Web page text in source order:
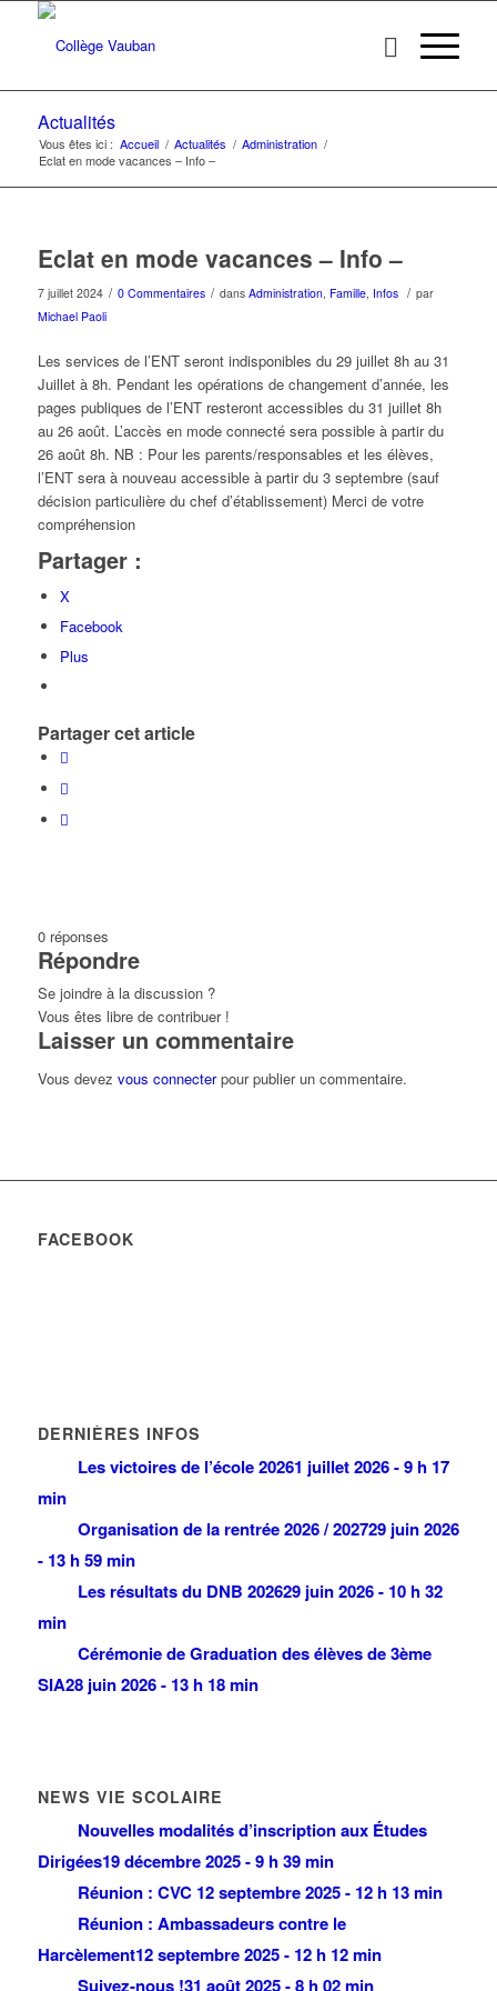
Actualités
Vous êtes ici : Accueil / Actualités / Administration /
Eclat en mode vacances – Info –
Eclat en mode vacances – Info –
7 juillet 2024 / 0 Commentaires / dans Administration, Famille, Infos / par
Michael Paoli
Les services de l’ENT seront indisponibles du 29 juillet 8h au 31
Juillet à 8h. Pendant les opérations de changement d’année, les
pages publiques de l’ENT resteront accessibles du 31 juillet 8h
au 26 août. L’accès en mode connecté sera possible à partir du
26 août 8h. NB : Pour les parents/responsables et les élèves,
l’ENT sera à nouveau accessible à partir du 3 septembre (sauf
décision particulière du chef d’établissement) Merci de votre
compréhension
Partager :
X
Facebook
Plus
Partager cet article
0 réponses
Répondre
Se joindre à la discussion ?
Vous êtes libre de contribuer !
Laisser un commentaire
Vous devez vous connecterpour publier un commentaire.
FACEBOOK
DERNIÈRES INFOS
Les victoires de l’école 20261 juillet 2026 - 9 h 17
min
Organisation de la rentrée 2026 / 202729 juin 2026
- 13 h 59 min
Les résultats du DNB 202629 juin 2026 - 10 h 32
min
Cérémonie de Graduation des élèves de 3ème
SIA28 juin 2026 - 13 h 18 min
NEWS VIE SCOLAIRE
Nouvelles modalités d’inscription aux Études
Dirigées19 décembre 2025 - 9 h 39 min
Réunion : CVC 12 septembre 2025 - 12 h 13 min
Réunion : Ambassadeurs contre le
Harcèlement12 septembre 2025 - 12 h 12 min
Suivez-nous !31 août 2025 - 8 h 02 min